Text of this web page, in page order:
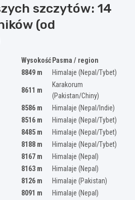
szczytów: 14
(od
Wysokość Pasma / region
8849 m Himalaje (Nepal/Tybet)
8611 m
Karakorum
(Pakistan/Chiny)
8586 m
Himalaje (Nepal/Indie)
8516 m
Himalaje (Nepal/Tybet)
8485 m
Himalaje (Nepal/Tybet)
8188 m
Himalaje (Nepal/Tybet)
8167 m
Himalaje (Nepal)
8163 m
Himalaje (Nepal)
8126 m
Himalaje (Pakistan)
8091 m Himalaje (Nepal)